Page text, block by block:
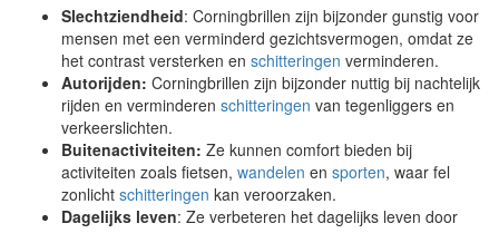
Slechtziendheid: Corningbrillen zijn bijzonder gunstig voor
mensen met een verminderd gezichtsvermogen, omdat ze
het contrast versterken en schitteringen verminderen.
Autorijden: Corningbrillen zijn bijzonder nuttig bij nachtelijk
rijden en verminderen schitteringen van tegenliggers en
verkeerslichten.
Buitenactiviteiten: Ze kunnen comfort bieden bij
activiteiten zoals fietsen, wandelen en sporten, waar fel
zonlicht schitteringen kan veroorzaken.
Dagelijks leven: Ze verbeteren het dagelijks leven door